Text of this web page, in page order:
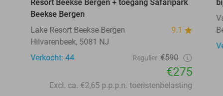
Resort Beekse Bergen + toegang Safaripark
Beekse Bergen
Lake Resort Beekse Bergen
9.1
Hilvarenbeek, 5081 NJ
Verkocht: 44
Regulier €590
€275
Excl. ca. €2,65 p.p.p.n. toeristenbelasting